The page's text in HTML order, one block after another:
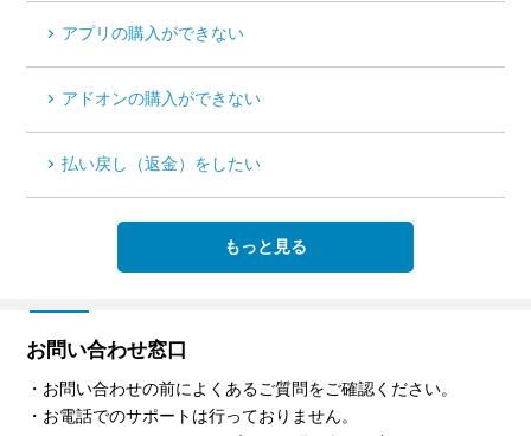
アプリの購入ができない
アドオンの購入ができない
払い戻し（返金）をしたい
もっと見る
お問い合わせ窓口
・お問い合わせの前によくあるご質問をご確認ください。
・お電話でのサポートは行っておりません。